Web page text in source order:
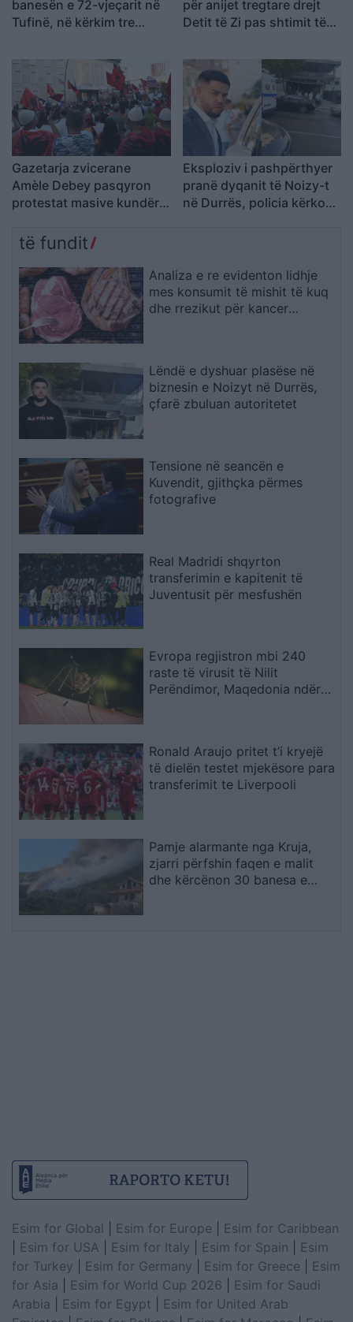
banesën e 72-vjeçarit në
Tufinë, në kërkim tre
për anijet tregtare drejt
Detit të Zi pas shtimit të
Gazetarja zvicerane
Amèle Debey pasqyron
protestat masive kundër
japin fund pushtetit 35-
Eksploziv i pashpërthyer
pranë dyqanit të Noizy-t
në Durrës, policia kërkon
të fundit
Analiza e re evidenton lidhje
mes konsumit të mishit të kuq
dhe rrezikut për kancer
Lëndë e dyshuar plasëse në
biznesin e Noizyt në Durrës,
çfarë zbuluan autoritetet
Tensione në seancën e
Kuvendit, gjithçka përmes
fotografive
Real Madridi shqyrton
transferimin e kapitenit të
Juventusit për mesfushën
Evropa regjistron mbi 240
raste të virusit të Nilit
Perëndimor, Maqedonia ndër
Ronald Araujo pritet t’i kryejë
të dielën testet mjekësore para
transferimit te Liverpooli
Pamje alarmante nga Kruja,
zjarri përfshin faqen e malit
dhe kërcënon 30 banesa e
Esim for Global Esim for Europe
Esim for Caribbean
Esim for USA Esim for Italy Esim for Spain
Esim
for Turkey
Esim for Germany Esim for Greece
Esim
for Asia
Esim for World Cup 2026
Esim for Saudi
Arabia
Esim for Egypt
Esim for United Arab